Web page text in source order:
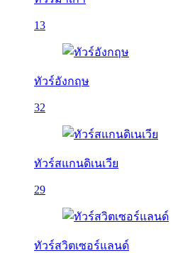
13
ทัวร์อังกฤษ
32
ทัวร์สแกนดิเนเวีย
29
ทัวร์สวิตเซอร์แลนด์